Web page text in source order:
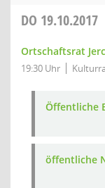
DO 19.10.2017
Ortschaftsrat
19:30 Uhr
Öffentliche
öffentliche